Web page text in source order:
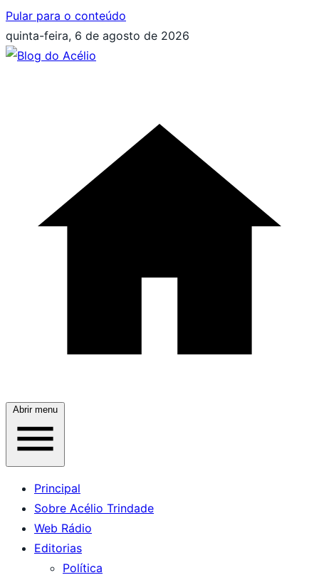
Pular para o conteúdo
quinta-feira, 6 de agosto de 2026
Abrir menu
Principal
Sobre Acélio Trindade
Web Rádio
Editorias
Política